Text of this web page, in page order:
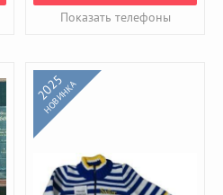
Показать телефоны
2025
НОВИНКА